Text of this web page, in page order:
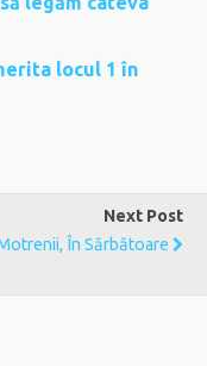
locul 1 în
Next Post
În Sărbătoare